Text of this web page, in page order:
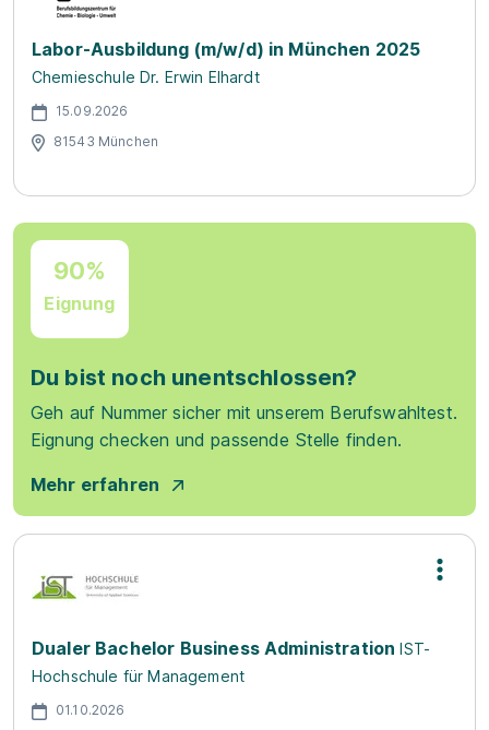
Labor-Ausbildung (m/w/d) in München 2025
Chemieschule Dr. Erwin Elhardt
15.09.2026
81543 München
90%
Eignung
Du bist noch unentschlossen?
Geh auf Nummer sicher mit unserem Berufswahltest.
Eignung checken und passende Stelle finden.
Mehr erfahren
Dualer Bachelor Business Administration IST-
Hochschule für Management
01.10.2026